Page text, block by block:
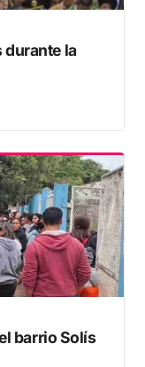
la
barrio Solís